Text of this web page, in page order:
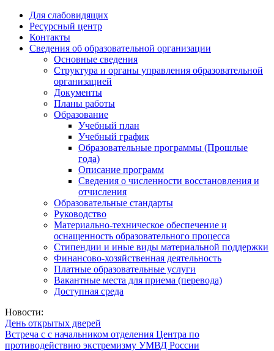
Для слабовидящих
Ресурсный центр
Контакты
Сведения об образовательной организации
Основные сведения
Структура и органы управления образовательной
организацией
Документы
Планы работы
Образование
Учебный план
Учебный график
Образовательные программы (Прошлые
года)
Описание программ
Сведения о численности восстановления и
отчисления
Образовательные стандарты
Руководство
Материально-техническое обеспечение и
оснащенность образовательного процесса
Стипендии и иные виды материальной поддержки
Финансово-хозяйственная деятельность
Платные образовательные услуги
Вакантные места для приема (перевода)
Доступная среда
Новости:
День открытых дверей
Встреча с с начальником отделения Центра по
противодействию экстремизму УМВД России